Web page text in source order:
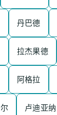
丹巴德
拉杰果德
阿格拉
卢迪亚纳